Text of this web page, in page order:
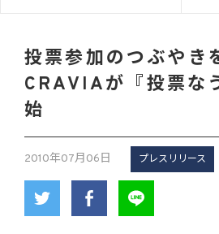
投票参加のつぶやき
CRAVIAが『投票な
始
2010年07月06日 プレスリリース